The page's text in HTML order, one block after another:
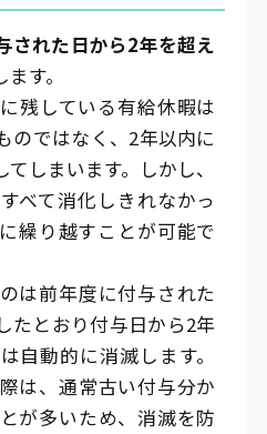
された日から2年を超え
ます。
残している有給休暇は
のではなく、2年以内に
しまいます。しかし、
べて消化しきれなかっ
繰り越すことが可能で
は前年度に付与された
たとおり付与日から2年
自動的に消滅します。
は、通常古い付与分か
が多いため、消滅を防